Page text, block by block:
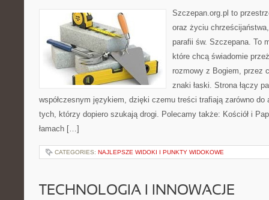
Szczepan.org.pl to
oraz życiu
parafii św. Szczepana. To
które chcą świadomie
rozmowy z Bogiem, przez
znaki łaski. Strona łączy
współczesnym językiem, dzięki czemu treści trafiają zarówno
tych, którzy dopiero szukają drogi. Polecamy także: Kościół i
łamach […]
CATEGORIES: NAJLEPSZE WIDOKI I PUNKTY WIDOKOWE
TECHNOLOGIA I INNOWACJE